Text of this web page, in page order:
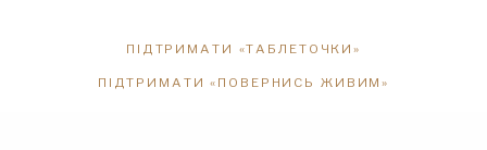
ПІДТРИМАТИ «ТАБЛЕТОЧКИ»
ПІДТРИМАТИ «ПОВЕРНИСЬ ЖИВИМ»